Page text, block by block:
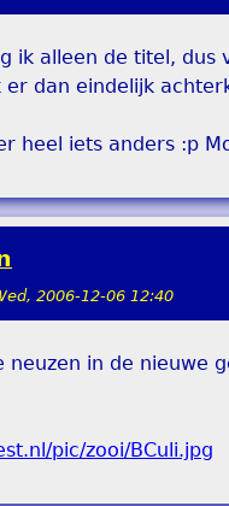
ik alleen de titel,
dan eindelijk
heel iets anders :p
2006-12-06 12:40
in de nieuwe